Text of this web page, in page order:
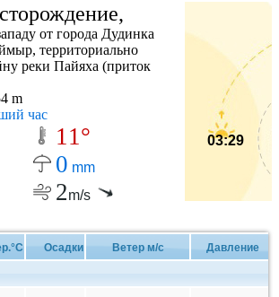
от города Дудинка
территориально
реки Пайяха (приток
m
час
11°
0 mm
2m/s
03:29
Осадки Ветер м/с Давление